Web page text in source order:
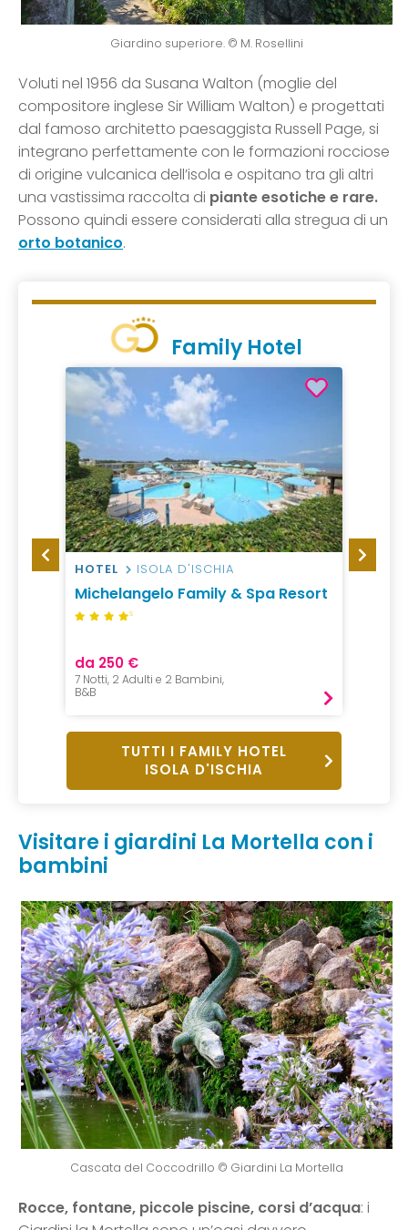
Giardino superiore. © M. Rosellini
Voluti nel 1956 da Susana Walton (moglie del
compositore inglese Sir William Walton) e progettati
dal famoso architetto paesaggista Russell Page, si
integrano perfettamente con le formazioni rocciose
di origine vulcanica dell’isola e ospitano tra gli altri
una vastissima raccolta di piante esotiche e rare.
Possono quindi essere considerati alla stregua di un
orto botanico.
Family Hotel
HOTEL ISOLA D'ISCHIA
Michelangelo Family & Spa Resort
S
da 250 €
7 Notti, 2 Adulti e 2 Bambini,
B&B
HOTEL
TUTTI I FAMILY HOTEL
ISOLA D'ISCHIA
Visitare i giardini La Mortella con i
bambini
Cascata del Coccodrillo © Giardini La Mortella
Rocce, fontane, piccole piscine, corsi d’acqua: i